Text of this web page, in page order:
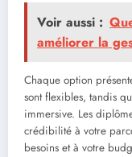
Voir aussi :
améliorer la
Chaque option
sont flexibles, tandis
immersive. Les
crédibilité à votre
besoins et à votre